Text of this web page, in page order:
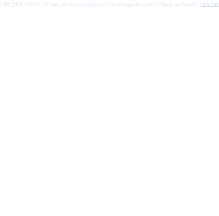
CliM@UA ©2010 - Grupo de Meteorologia e Climatologia da Universidade de Aveiro |